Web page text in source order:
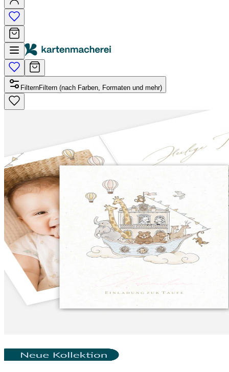
FilternFiltern (nach Farben, Formaten und mehr)